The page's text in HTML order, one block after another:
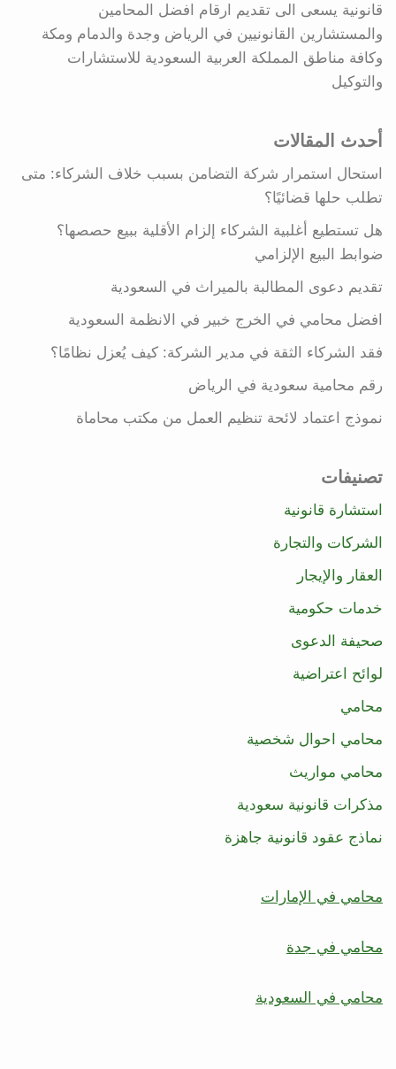
قانونية يسعى الى تقديم ارقام افضل المحامين
والمستشارين القانونيين في الرياض وجدة والدمام ومكة
وكافة مناطق المملكة العربية السعودية للاستشارات
والتوكيل
أحدث المقالات
استحال استمرار شركة التضامن بسبب خلاف الشركاء: متى
تطلب حلها قضائيًا؟
هل تستطيع أغلبية الشركاء إلزام الأقلية ببيع حصصها؟
ضوابط البيع الإلزامي
تقديم دعوى المطالبة بالميراث في السعودية
افضل محامي في الخرج خبير في الانظمة السعودية
فقد الشركاء الثقة في مدير الشركة: كيف يُعزل نظامًا؟
رقم محامية سعودية في الرياض
نموذج اعتماد لائحة تنظيم العمل من مكتب محاماة
تصنيفات
استشارة قانونية
الشركات والتجارة
العقار والإيجار
خدمات حكومية
صحيفة الدعوى
لوائح اعتراضية
محامي
محامي احوال شخصية
محامي مواريث
مذكرات قانونية سعودية
نماذج عقود قانونية جاهزة
محامي في الإمارات
محامي في جدة
محامي في السعودية